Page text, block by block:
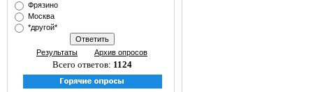
Фрязино
Москва
*другой*
Результаты Архив опросов
Всего ответов: 1124